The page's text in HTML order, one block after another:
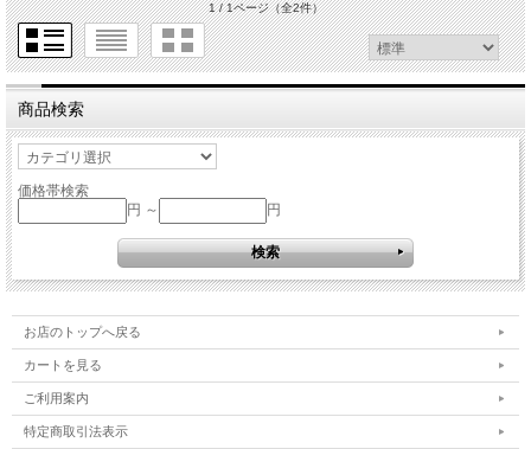
1 / 1ページ（全2件）
商品検索
価格帯検索
円 ～
円
お店のトップへ戻る
カートを見る
ご利用案内
特定商取引法表示